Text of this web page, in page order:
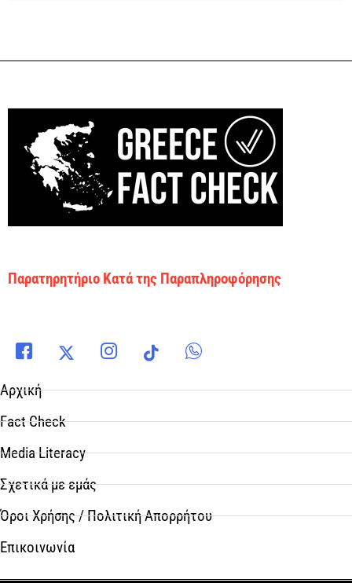
Παρατηρητήριο Κατά της Παραπληροφόρησης
Αρχική
Fact Check
Media Literacy
Σχετικά με εμάς
Όροι Χρήσης / Πολιτική Απορρήτου
Επικοινωνία